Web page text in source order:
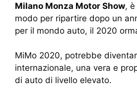
Milano Monza Motor Show,
modo per ripartire dopo un
per il mondo auto, il 2020
MiMo 2020, potrebbe
internazionale, una vera e
di auto di livello elevato.